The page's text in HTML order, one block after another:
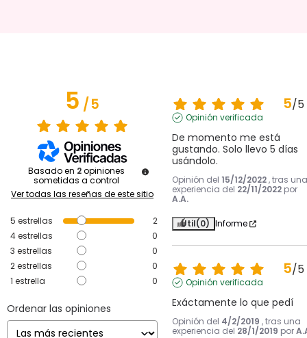
5/5
Basado en 2 opiniones
sometidas a control
Ver todas las reseñas de este sitio
5 estrellas
2
4estrellas
0
3 estrellas
0
2estrellas
0
1 estrella 0
Ordenar las opiniones
5/5
Opinión verificada
De momento me está
gustando. Solo llevo 5 días
usándolo.
Opinión del 15/12/2022 , tras una
experiencia del 22/11/2022 por
A.A.
Útil(0) Informe
5/5
Opinión verificada
Exáctamente lo que pedí
Opinión del 4/2/2019 , tras una
experiencia del 28/1/2019 por